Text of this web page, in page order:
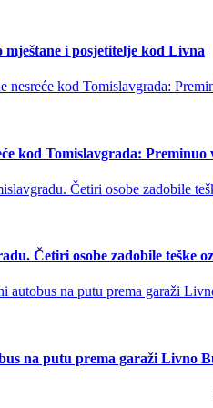
i posjetitelje kod Livna
kod Tomislavgrada: Preminuo
Četiri osobe zadobile teške
na putu prema garaži Livno